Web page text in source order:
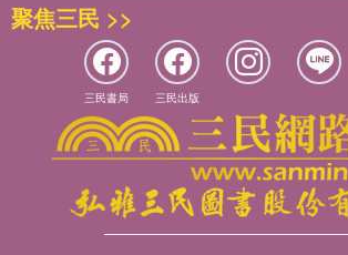
聚焦三民 >>
三民書局 三民出版